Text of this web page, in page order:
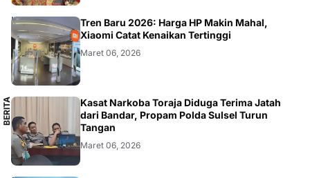
SMARTPHONE
Tren Baru 2026: Harga HP Makin Mahal,
Xiaomi Catat Kenaikan Tertinggi
Maret 06, 2026
B
E
R
I
T
A
L
O
K
AL
Kasat Narkoba Toraja Diduga Terima Jatah
dari Bandar, Propam Polda Sulsel Turun
Tangan
Maret 06, 2026